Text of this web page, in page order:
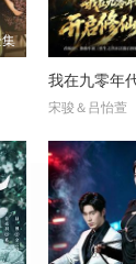
宋骏＆吕怡萱